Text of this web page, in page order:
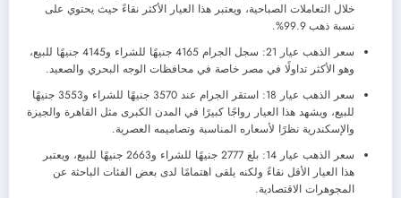
خلال التعاملات الصباحية، ويعتبر هذا العيار الأكثر نقاءً حيث يحتوي على
نسبة ذهب 99.9%.
سعر الذهب عيار 21: سجل الجرام 4165 جنيهًا للشراء و4145 جنيهًا للبيع،
وهو الأكثر تداولًا في مصر خاصة في محافظات الوجه البحري والصعيد.
سعر الذهب عيار 18: استقر الجرام عند 3570 جنيهًا للشراء و3553 جنيهًا
للبيع، ويشهد هذا العيار رواجًا كبيرًا في المدن الكبرى مثل القاهرة والجيزة
والإسكندرية نظرًا لأسعاره المناسبة وتصاميمه العصرية.
سعر الذهب عيار 14: بلغ 2777 جنيهًا للشراء و2663 جنيهًا للبيع، ويعتبر
هذا العيار الأقل نقاءً ولكنه يلقى اهتمامًا لدى بعض الفئات الباحثة عن
المجوهرات الاقتصادية.